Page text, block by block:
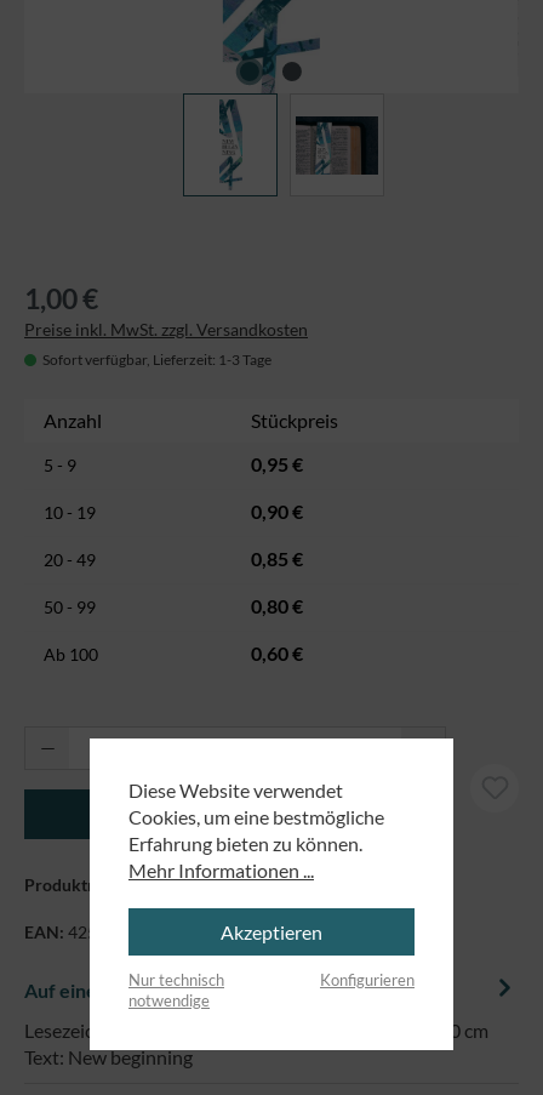
1,00 €
Preise inkl. MwSt. zzgl. Versandkosten
Sofort verfügbar, Lieferzeit: 1-3 Tage
Anzahl Stückpreis
5 - 9 0,95 €
10 - 19 0,90 €
20 - 49 0,85 €
50 - 99 0,80 €
Ab 100 0,60 €
Produkt Anzahl: Gib den gewünschten
In den Warenkorb
Produktnummer:8950013
EAN: 4250479864115
Auf einem Blick
Lesezeichen auf edlem Naturpapier, im Format 5 x 20 cm
Text: New beginning
Diese Website verwendet
Cookies, um eine bestmögliche
Erfahrung bieten zu können.
Mehr Informationen ...
Akzeptieren
Nur technisch
notwendige
Konfigurieren